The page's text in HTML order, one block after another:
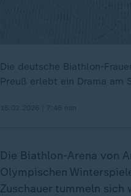
Die deutsche Biathlon-
Preuß erlebt ein Drama am
Die Biathlon-Arena von
Olympischen
Zuschauer tummeln sich